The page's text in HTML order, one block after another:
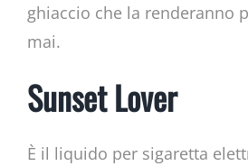
ghiaccio che la renderanno
mai.
Sunset Lover
È il liquido per sigaretta